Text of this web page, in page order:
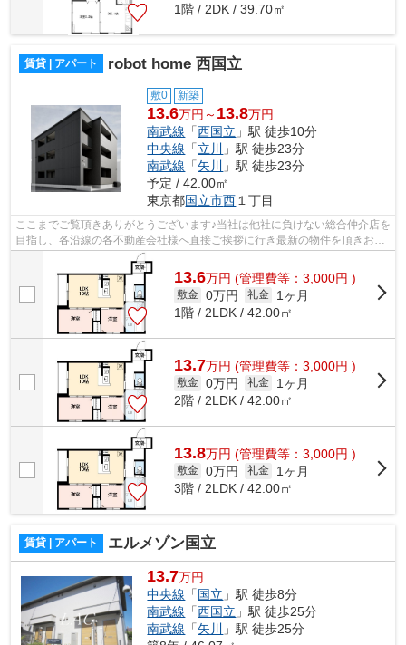
1階 / 2DK / 39.70㎡
賃貸 | アパート robot home 西国立
敷0 新築
13.6万円～ 13.8万円
南武線 「西国立 」駅 徒歩10分
中央線 「立川
」駅 徒歩23分
南武線 「矢川
」駅 徒歩23分
予定 / 42.00㎡
東京都国立市西 １丁目
ここまでご覧頂きありがとうございます♪当社は他社に負けない総合仲介店を
目指し、各沿線の各不動産会社様へ直接ご挨拶に行き最新の物件を頂きお客
様へ提供しております！最新の情報は...
13.6万円 (管理費等：3,000円 )
敷金 0万円 礼金
1ヶ月
1階 / 2LDK / 42.00㎡
13.7万円 (管理費等：3,000円 )
敷金 0万円 礼金
1ヶ月
2階 / 2LDK / 42.00㎡
13.8万円 (管理費等：3,000円 )
敷金 0万円 礼金
1ヶ月
3階 / 2LDK / 42.00㎡
賃貸 | アパート エルメゾン国立
13.7万円
中央線 「国立 」駅 徒歩8分
南武線 「西国立 」駅 徒歩25分
南武線 「矢川
」駅 徒歩25分